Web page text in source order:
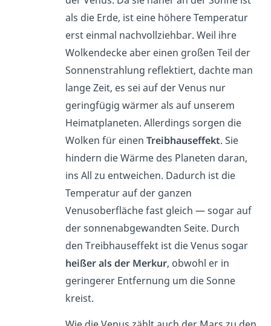
als die Erde, ist eine höhere Temperatur
erst einmal nachvollziehbar. Weil ihre
Wolkendecke aber einen großen Teil der
Sonnenstrahlung reflektiert, dachte man
lange Zeit, es sei auf der Venus nur
geringfügig wärmer als auf unserem
Heimatplaneten. Allerdings sorgen die
Wolken für einen Treibhauseffekt. Sie
hindern die Wärme des Planeten daran,
ins All zu entweichen. Dadurch ist die
Temperatur auf der ganzen
Venusoberfläche fast gleich — sogar auf
der sonnenabgewandten Seite. Durch
den Treibhauseffekt ist die Venus sogar
heißer als der Merkur, obwohl er in
geringerer Entfernung um die Sonne
kreist.